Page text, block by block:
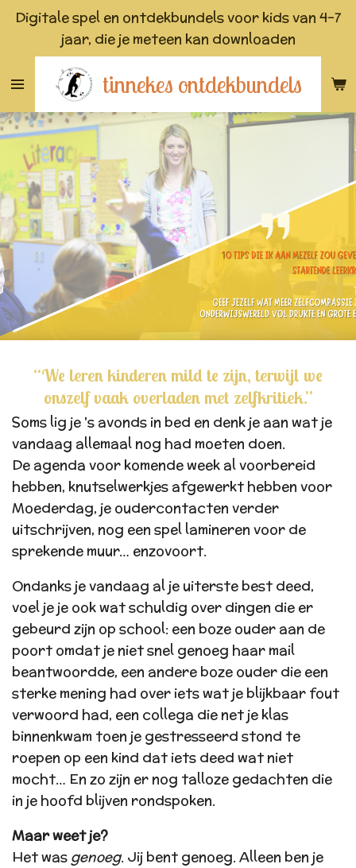
Ga
de
hoofdinhoud
tinnekes ontdekbundels
Digitale spel en ontdekbundels voor kids van 4-7
jaar, die je meteen kan downloaden
“We leren kinderen mild te zijn, terwijl we
onszelf vaak overladen met zelfkritiek.”
Soms lig je 's avonds in bed en denk je aan wat je
vandaag allemaal nog had moeten doen.
De agenda voor komende week al voorbereid
hebben, knutselwerkjes afgewerkt hebben voor
Moederdag, je oudercontacten verder
uitschrijven, nog een spel lamineren voor de
sprekende muur… enzovoort.
Ondanks je vandaag al je uiterste best deed,
voel je je ook wat schuldig over dingen die er
gebeurd zijn op school: een boze ouder aan de
poort omdat je niet snel genoeg haar mail
beantwoordde, een andere boze ouder die een
sterke mening had over iets wat je blijkbaar fout
verwoord had, een collega die net je klas
binnenkwam toen je gestresseerd stond te
roepen op een kind dat iets deed wat niet
mocht… En zo zijn er nog talloze gedachten die
in je hoofd blijven rondspoken.
Maar weet je?
Het was genoeg. Jij bent genoeg. Alleen ben je